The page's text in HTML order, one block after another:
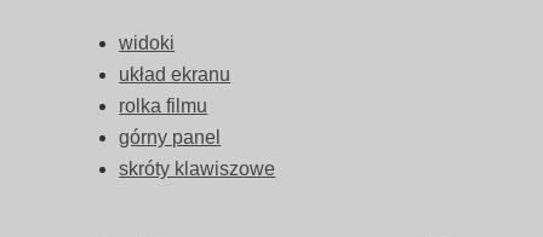
widoki
układ ekranu
rolka filmu
górny panel
skróty klawiszowe